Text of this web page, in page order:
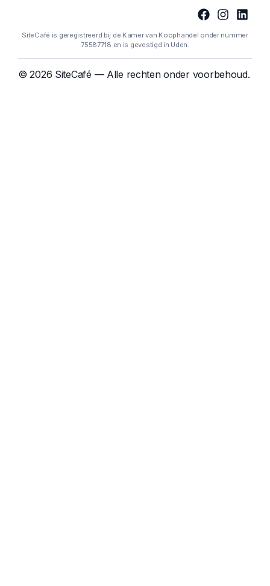
SiteCafé is geregistreerd bij de Kamer van Koophandel onder nummer
75587718 en is gevestigd in Uden.
© 2026 SiteCafé — Alle rechten onder voorbehoud.